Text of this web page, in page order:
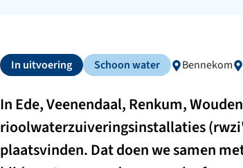
In uitvoering Schoon water Bennekom
In Ede, Veenendaal, Renkum,
rioolwaterzuiveringsinstallaties
plaatsvinden. Dat doen we samen